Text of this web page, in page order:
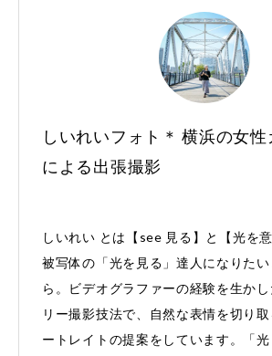
しいれいフォト＊ 横浜の女
による出張撮影
しいれい とは【see 見る】と【光を
被写体の「光を見る」達人になりた
ら。ビデオグラファーの経験を生か
リー撮影技法で、自然な表情を切り
ートレイトの提案をしています。「